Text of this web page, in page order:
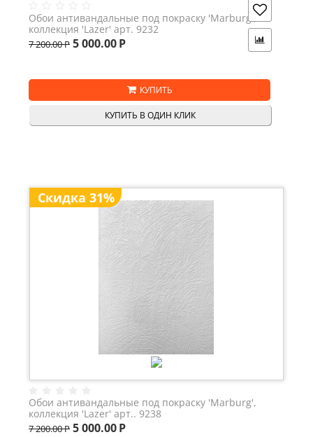
Обои антивандальные под покраску 'Marburg',
коллекция 'Lazer' арт. 9232
7 200.00Р 5 000.00Р
КУПИТЬ
КУПИТЬ В ОДИН КЛИК
Скидка 31%
Обои антивандальные под покраску 'Marburg',
коллекция 'Lazer' арт.. 9238
7 200.00Р 5 000.00Р